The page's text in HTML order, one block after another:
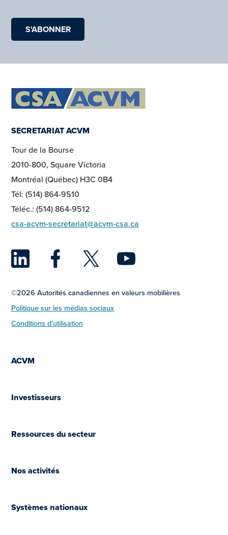
SECRETARIAT ACVM
Tour de la Bourse
2010-800, Square Victoria
Montréal (Québec) H3C 0B4
Tél: (514) 864-9510
Téléc.: (514) 864-9512
csa-acvm-secretariat@acvm-csa.ca
LinkedIn
Facebook
Twitter
©2026 Autorités canadiennes en valeurs mobilières
Politique sur les médias sociaux
Conditions d’utilisation
ACVM
Investisseurs
Ressources du secteur
Nos activités
Systèmes nationaux